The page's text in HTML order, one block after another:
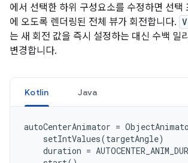
에서 선택한 하위 구성요소를 수정하면 선택
에 오도록 렌더링된 전체 뷰가 회전합니다.
는 새 회전 값을 즉시 설정하는 대신 수백 밀
변경합니다.
Kotlin Java
autoCenterAnimator =
setIntValues(targetAngle)
duration =